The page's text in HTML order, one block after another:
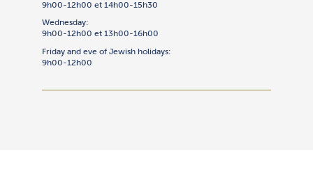
9h00-12h00 et 14h00-15h30
Wednesday:
9h00-12h00 et 13h00-16h00
Friday and eve of Jewish holidays:
9h00-12h00